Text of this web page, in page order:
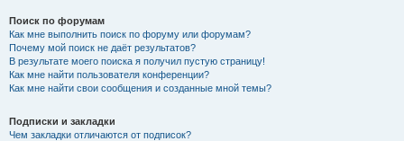
Поиск по форумам
Как мне выполнить поиск по форуму или форумам?
Почему мой поиск не даёт результатов?
В результате моего поиска я получил пустую страницу!
Как мне найти пользователя конференции?
Как мне найти свои сообщения и созданные мной темы?
Подписки и закладки
Чем закладки отличаются от подписок?